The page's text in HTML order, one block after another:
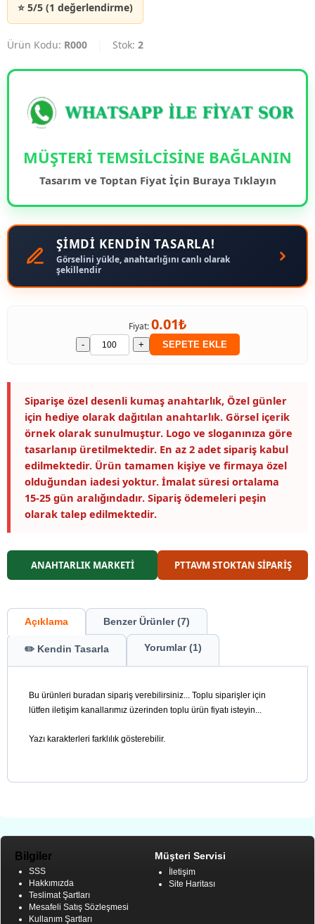
⭐ 5/5 (1 değerlendirme)
Ürün Kodu: R000 Stok: 2
MÜŞTERİ TEMSİLCİSİNE BAĞLANIN
Tasarım ve Toptan Fiyat İçin Buraya Tıklayın
ŞİMDİ KENDİN TASARLA!
Görselini yükle, anahtarlığını canlı olarak
şekillendir
Fiyat:0.01₺
- + SEPETE EKLE
Siparişe özel desenli kumaş anahtarlık, Özel günler
için hediye olarak dağıtılan anahtarlık. Görsel içerik
örnek olarak sunulmuştur. Logo ve sloganınıza göre
tasarlanıp üretilmektedir. En az 2 adet sipariş kabul
edilmektedir. Ürün tamamen kişiye ve firmaya özel
olduğundan iadesi yoktur. İmalat süresi ortalama
15-25 gün aralığındadır. Sipariş ödemeleri peşin
olarak talep edilmektedir.
ANAHTARLIK MARKETİ PTTAVM STOKTAN SİPARİŞ
Açıklama Benzer Ürünler (7)
✏️ Kendin Tasarla Yorumlar (1)
Bu ürünleri buradan sipariş verebilirsiniz... Toplu siparişler için
lütfen iletişim kanallarımız üzerinden toplu ürün fiyatı isteyin...
Yazı karakterleri farklılık gösterebilir.
Bilgiler
SSS
Hakkımızda
Teslimat Şartları
Mesafeli Satış Sözleşmesi
Kullanım Şartları
Müşteri Servisi
İletişim
Site Haritası